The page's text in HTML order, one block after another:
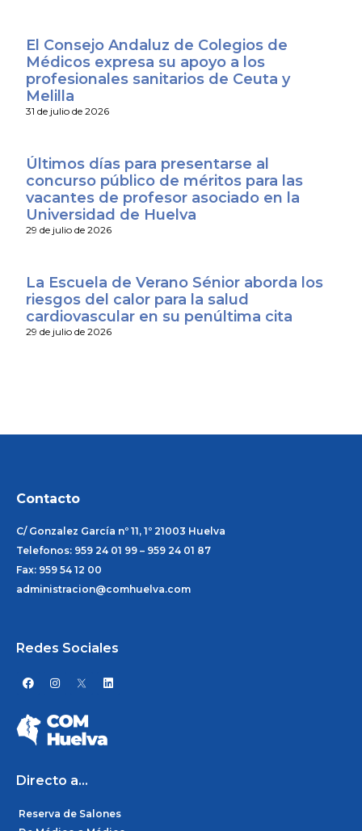
El Consejo Andaluz de Colegios de
Médicos expresa su apoyo a los
profesionales sanitarios de Ceuta y
Melilla
31 de julio de 2026
Últimos días para presentarse al
concurso público de méritos para las
vacantes de profesor asociado en la
Universidad de Huelva
29 de julio de 2026
La Escuela de Verano Sénior aborda los
riesgos del calor para la salud
cardiovascular en su penúltima cita
29 de julio de 2026
Contacto
C/ Gonzalez García nº 11, 1º 21003 Huelva
Telefonos: 959 24 01 99 – 959 24 01 87
Fax: 959 54 12 00
administracion@comhuelva.com
Redes Sociales
F
a
e
b
o
o
I
n
a
g
r
L
i
i
Directo a...
Reserva de Salones